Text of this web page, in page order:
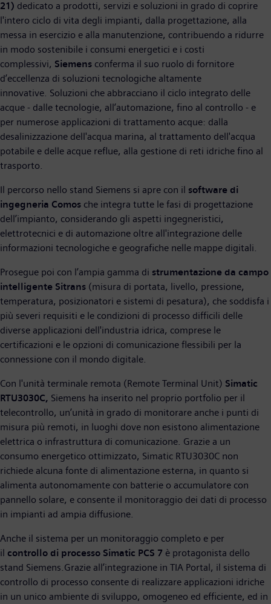
21) dedicato a prodotti, servizi e soluzioni in grado di coprire
l'intero ciclo di vita degli impianti, dalla progettazione, alla
messa in esercizio e alla manutenzione, contribuendo a ridurre
in modo sostenibile i consumi energetici e i costi
complessivi, Siemens conferma il suo ruolo di fornitore
d’eccellenza di soluzioni tecnologiche altamente
innovative. Soluzioni che abbracciano il ciclo integrato delle
acque - dalle tecnologie, all’automazione, fino al controllo - e
per numerose applicazioni di trattamento acque: dalla
desalinizzazione dell'acqua marina, al trattamento dell'acqua
potabile e delle acque reflue, alla gestione di reti idriche fino al
trasporto.
Il percorso nello stand Siemens si apre con il software di
ingegneria Comos che integra tutte le fasi di progettazione
dell’impianto, considerando gli aspetti ingegneristici,
elettrotecnici e di automazione oltre all'integrazione delle
informazioni tecnologiche e geografiche nelle mappe digitali.
Prosegue poi con l’ampia gamma di strumentazione da campo
intelligente Sitrans (misura di portata, livello, pressione,
temperatura, posizionatori e sistemi di pesatura), che soddisfa i
più severi requisiti e le condizioni di processo difficili delle
diverse applicazioni dell'industria idrica, comprese le
certificazioni e le opzioni di comunicazione flessibili per la
connessione con il mondo digitale.
Con l'unità terminale remota (Remote Terminal Unit) Simatic
RTU3030C, Siemens ha inserito nel proprio portfolio per il
telecontrollo, un’unità in grado di monitorare anche i punti di
misura più remoti, in luoghi dove non esistono alimentazione
elettrica o infrastruttura di comunicazione. Grazie a un
consumo energetico ottimizzato, Simatic RTU3030C non
richiede alcuna fonte di alimentazione esterna, in quanto si
alimenta autonomamente con batterie o accumulatore con
pannello solare, e consente il monitoraggio dei dati di processo
in impianti ad ampia diffusione.
Anche il sistema per un monitoraggio completo e per
il controllo di processo Simatic PCS 7 è protagonista dello
stand Siemens.Grazie all’integrazione in TIA Portal, il sistema di
controllo di processo consente di realizzare applicazioni idriche
in un unico ambiente di sviluppo, omogeneo ed efficiente, ed in